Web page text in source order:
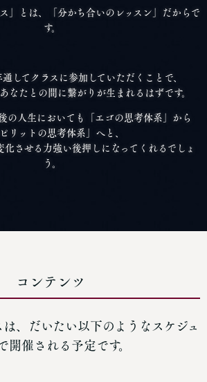
」とは、「分かち合いのレッスン」だからで
す。
してクラスに参加していただくことで、
なたとの間に繋がりが生まれるはずです。
の人生においても「エゴの思考体系」から
ピリットの思考体系」へと、
化させる力強い後押しになってくれるでしょ
う。
コンテンツ
、だいたい以下のようなスケジュ
開催される予定です。